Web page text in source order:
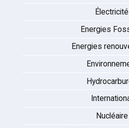
Électricité
Energies
Energies
Nucléaire